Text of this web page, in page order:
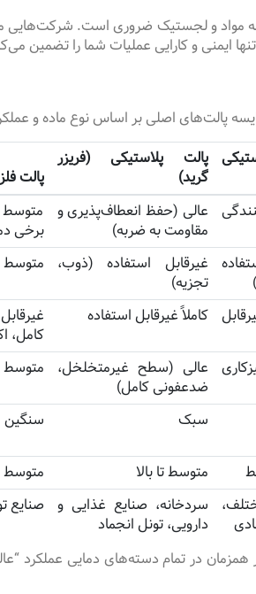
مواد و لجستیک ضروری است. شرکت‌هایی
ایمنی و کارایی عملیات شما را
پالت‌های اصلی بر اساس نوع ماده و
پالت پلاستیکی (فریزر
گرید)
پالت
عالی (حفظ انعطاف‌پذیری و
مقاومت به ضربه)
برخی
غیرقابل استفاده (ذوب،
تجزیه)
کاملاً غیرقابل استفاده
کامل،
عالی (سطح غیرمتخلخل،
ضدعفونی کامل)
متوسط
سبک سنگین
متوسط تا بالا متوسط
سردخانه، صنایع غذایی و
دارویی، تونل انجماد
صنایع
در تمام دسته‌های دمایی عملکرد